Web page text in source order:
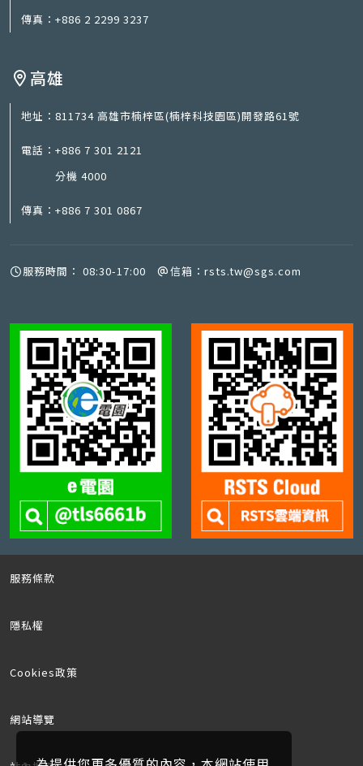
傳真： +886 2 2299 3237
高雄
地址： 811734 高雄市楠梓區(楠梓科技園區)開發路61號
電話： +886 7 301 2121
分機 4000
傳真： +886 7 301 0867
服務時間： 08:30-17:00 信箱： rsts.tw@sgs.com
服務條款
隱私權
Cookies政策
網站導覽